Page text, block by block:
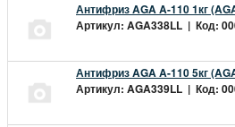
Антифриз AGA A-110 1кг
Артикул: AGA338LL | Код:
Антифриз AGA A-110 5кг
Артикул: AGA339LL | Код: